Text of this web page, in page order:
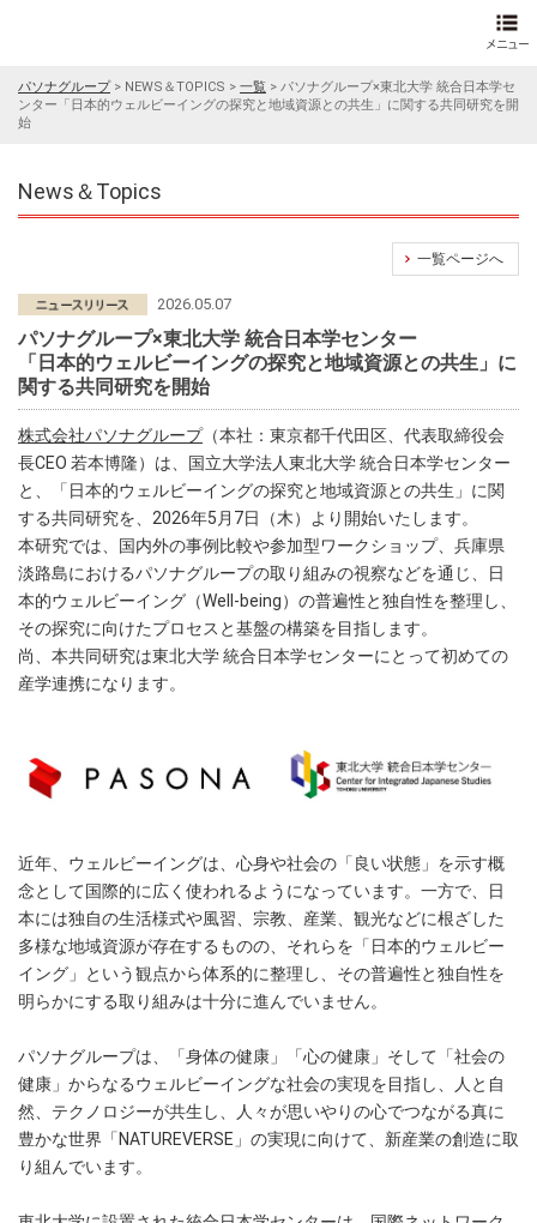
パソナグループ> NEWS＆TOPICS > 一覧 > パソナグループ×東北大学 統合日本学セ
ンター「日本的ウェルビーイングの探究と地域資源との共生」に関する共同研究を開
始
News＆Topics
一覧ページへ
2026.05.07
パソナグループ×東北大学 統合日本学センター
「日本的ウェルビーイングの探究と地域資源との共生」に
関する共同研究を開始
株式会社パソナグループ（本社：東京都千代田区、代表取締役会
長CEO 若本博隆）は、国立大学法人東北大学 統合日本学センター
と、「日本的ウェルビーイングの探究と地域資源との共生」に関
する共同研究を、2026年5月7日（木）より開始いたします。
本研究では、国内外の事例比較や参加型ワークショップ、兵庫県
淡路島におけるパソナグループの取り組みの視察などを通じ、日
本的ウェルビーイング（Well-being）の普遍性と独自性を整理し、
その探究に向けたプロセスと基盤の構築を目指します。
尚、本共同研究は東北大学 統合日本学センターにとって初めての
産学連携になります。
近年、ウェルビーイングは、心身や社会の「良い状態」を示す概
念として国際的に広く使われるようになっています。一方で、日
本には独自の生活様式や風習、宗教、産業、観光などに根ざした
多様な地域資源が存在するものの、それらを「日本的ウェルビー
イング」という観点から体系的に整理し、その普遍性と独自性を
明らかにする取り組みは十分に進んでいません。
パソナグループは、「身体の健康」「心の健康」そして「社会の
健康」からなるウェルビーイングな社会の実現を目指し、人と自
然、テクノロジーが共生し、人々が思いやりの心でつながる真に
豊かな世界「NATUREVERSE」の実現に向けて、新産業の創造に取
り組んでいます。